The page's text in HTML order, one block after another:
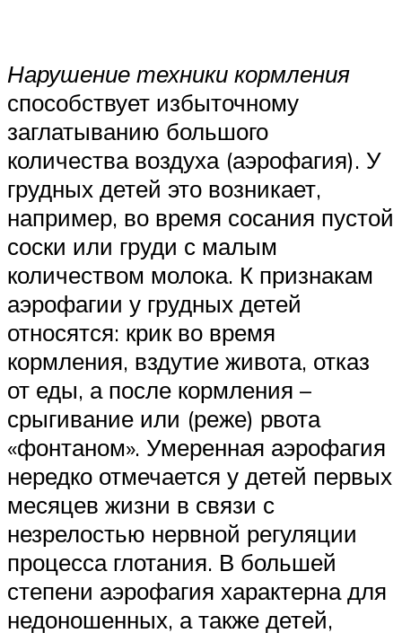
Нарушение техники кормления
способствует избыточному
заглатыванию большого
количества воздуха (аэрофагия). У
грудных детей это возникает,
например, во время сосания пустой
соски или груди с малым
количеством молока. К признакам
аэрофагии у грудных детей
относятся: крик во время
кормления, вздутие живота, отказ
от еды, а после кормления –
срыгивание или (реже) рвота
«фонтаном». Умеренная аэрофагия
нередко отмечается у детей первых
месяцев жизни в связи с
незрелостью нервной регуляции
процесса глотания. В большей
степени аэрофагия характерна для
недоношенных, а также детей,